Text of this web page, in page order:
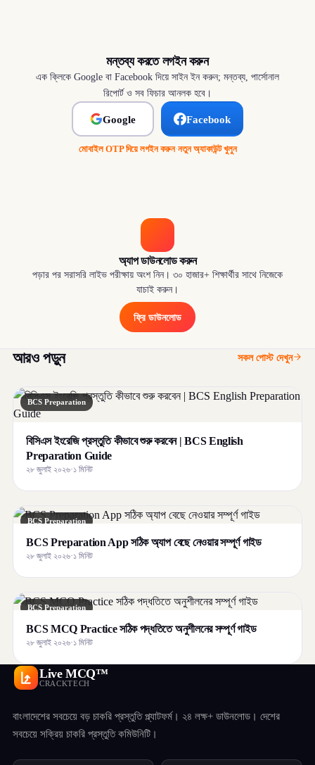
মন্তব্য করতে লগইন করুন
এক ক্লিকে Google বা Facebook দিয়ে সাইন ইন করুন; মন্তব্য, পার্সোনাল
রিপোর্ট ও সব ফিচার আনলক হবে।
Google Facebook
মোবাইল OTP দিয়ে লগইন করুন·নতুন অ্যাকাউন্ট খুলুন
অ্যাপ ডাউনলোড করুন
পড়ার পর সরাসরি লাইভ পরীক্ষায় অংশ নিন। ৩০ হাজার+ শিক্ষার্থীর সাথে নিজেকে
যাচাই করুন।
ফ্রি ডাউনলোড
আরও পড়ুন সকল পোস্ট দেখুন
BCS Preparation
বিসিএস ইংরেজি প্রস্তুতি কীভাবে শুরু করবেন | BCS English
Preparation Guide
২৮ জুলাই ২০২৬·১ মিনিট
BCS Preparation
BCS Preparation App সঠিক অ্যাপ বেছে নেওয়ার সম্পূর্ণ গাইড
২৮ জুলাই ২০২৬·১ মিনিট
BCS Preparation
BCS MCQ Practice সঠিক পদ্ধতিতে অনুশীলনের সম্পূর্ণ গাইড
২৮ জুলাই ২০২৬·১ মিনিট
Live MCQ™
CRACKTECH
বাংলাদেশের সবচেয়ে বড় চাকরি প্রস্তুতি প্ল্যাটফর্ম। ২৪ লক্ষ+ ডাউনলোড। দেশের
সবচেয়ে সক্রিয় চাকরি প্রস্তুতি কমিউনিটি।